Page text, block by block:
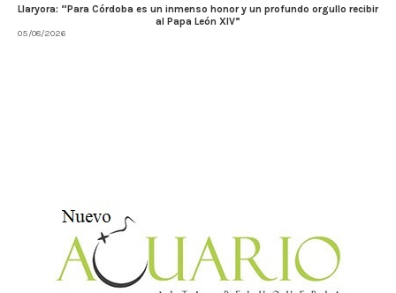
Llaryora: “Para Córdoba es un inmenso honor y un profundo orgullo recibir
al Papa León XIV”
05/08/2026